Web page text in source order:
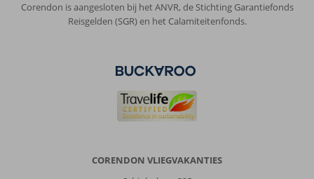
Corendon is aangesloten bij het ANVR, de Stichting Garantiefonds
Reisgelden (SGR) en het Calamiteitenfonds.
CORENDON VLIEGVAKANTIES